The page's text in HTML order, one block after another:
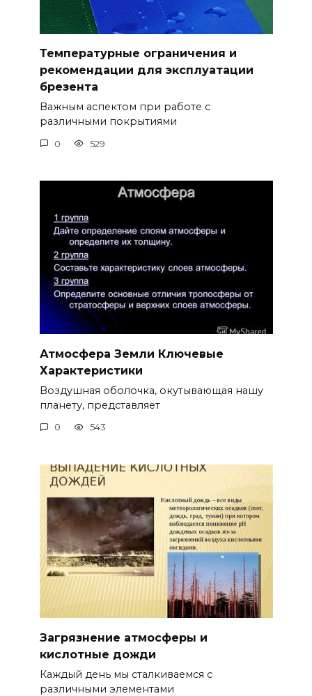
Температурные ограничения и
рекомендации для эксплуатации
брезента
Важным аспектом при работе с
различными покрытиями
0 529
Атмосфера Земли Ключевые
Характеристики
Воздушная оболочка, окутывающая нашу
планету, представляет
0 543
Загрязнение атмосферы и
кислотные дожди
Каждый день мы сталкиваемся с
различными элементами